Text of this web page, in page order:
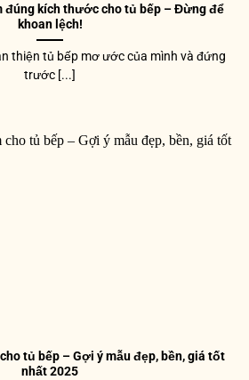
đúng kích thước cho tủ bếp – Đừng để
khoan lệch!
thiện tủ bếp mơ ước của mình và đứng
trước [...]
tủ bếp – Gợi ý mẫu đẹp, bền, giá tốt
nhất 2025